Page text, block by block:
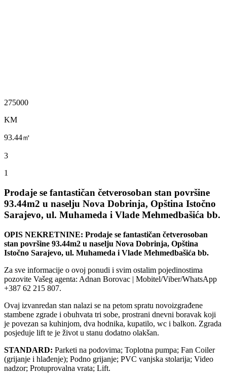
275000
KM
93.44㎡
3
1
Prodaje se fantastičan četverosoban stan površine
93.44m2 u naselju Nova Dobrinja, Opština Istočno
Sarajevo, ul. Muhameda i Vlade Mehmedbašića bb.
OPIS NEKRETNINE: Prodaje se fantastičan četverosoban
stan površine 93.44m2 u naselju Nova Dobrinja, Opština
Istočno Sarajevo, ul. Muhameda i Vlade Mehmedbašića bb.
Za sve informacije o ovoj ponudi i svim ostalim pojedinostima
pozovite Vašeg agenta: Adnan Borovac | Mobitel/Viber/WhatsApp
+387 62 215 807.
Ovaj izvanredan stan nalazi se na petom spratu novoizgrađene
stambene zgrade i obuhvata tri sobe, prostrani dnevni boravak koji
je povezan sa kuhinjom, dva hodnika, kupatilo, wc i balkon. Zgrada
posjeduje lift te je život u stanu dodatno olakšan.
STANDARD: Parketi na podovima; Toplotna pumpa; Fan Coiler
(grijanje i hlađenje); Podno grijanje; PVC vanjska stolarija; Video
nadzor; Protuprovalna vrata; Lift.